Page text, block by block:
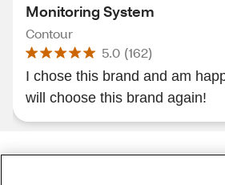
Monitoring System
Contour
5.0 (162)
I chose this brand and am
will choose this brand again!